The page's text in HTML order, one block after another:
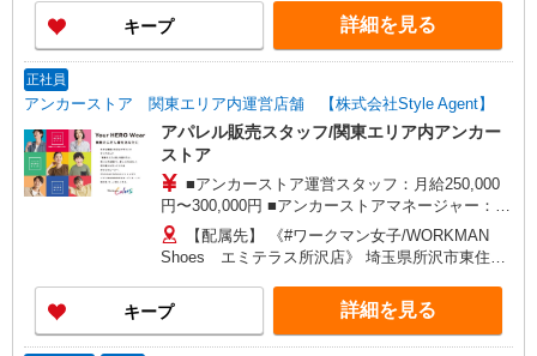
キープ 詳細を見る
正社員
アンカーストア 関東エリア内運営店舗 【株式会社Style Agent】
アパレル販売スタッフ/関東エリア内アンカー
ストア
■アンカーストア運営スタッフ：月給250,000
円〜300,000円 ■アンカーストアマネージャー：月
給300,000円〜450,000円 □能力、経験を考慮しま
す 頑張りに応じて給与UPの可能性あり □別途交
通費全額支給 □役職任用時、各種手当あり
【配属先】 《#ワークマン女子/WORKMAN
Shoes エミテラス所沢店》 埼玉県所沢市東住吉
店》 埼玉県川口市宮町18-9 《Workman Colors
ダイナシティウエスト店》 神奈川県小田原市中里
208 《KISARAZU CONCEPT STORE》 千葉県木
キープ 詳細を見る